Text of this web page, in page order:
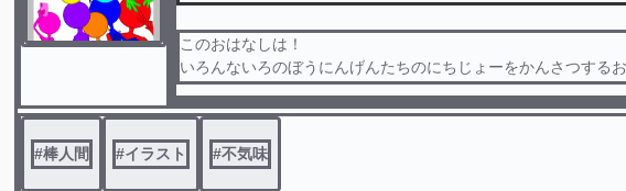
このおはなしは！
いろんないろのぼうにんげんたちのにちじょーをかんさつする
！！
いろいろなおはなしを作るからきにいってくれるとうれしいな！
#棒人間 #イラスト #不気味